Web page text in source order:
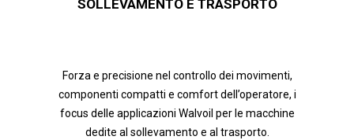
SOLLEVAMENTO E TRASPORTO
Forza e precisione nel controllo dei movimenti,
componenti compatti e comfort dell’operatore, i
focus delle applicazioni Walvoil per le macchine
dedite al sollevamento e al trasporto.